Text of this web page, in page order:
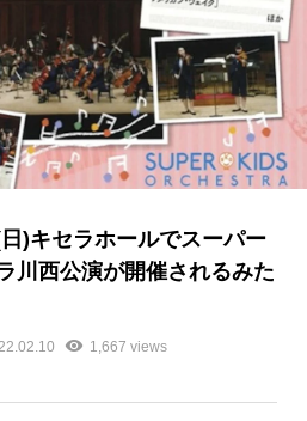
)キセラホールでスーパー
川西公演が開催されるみた
1,667 views